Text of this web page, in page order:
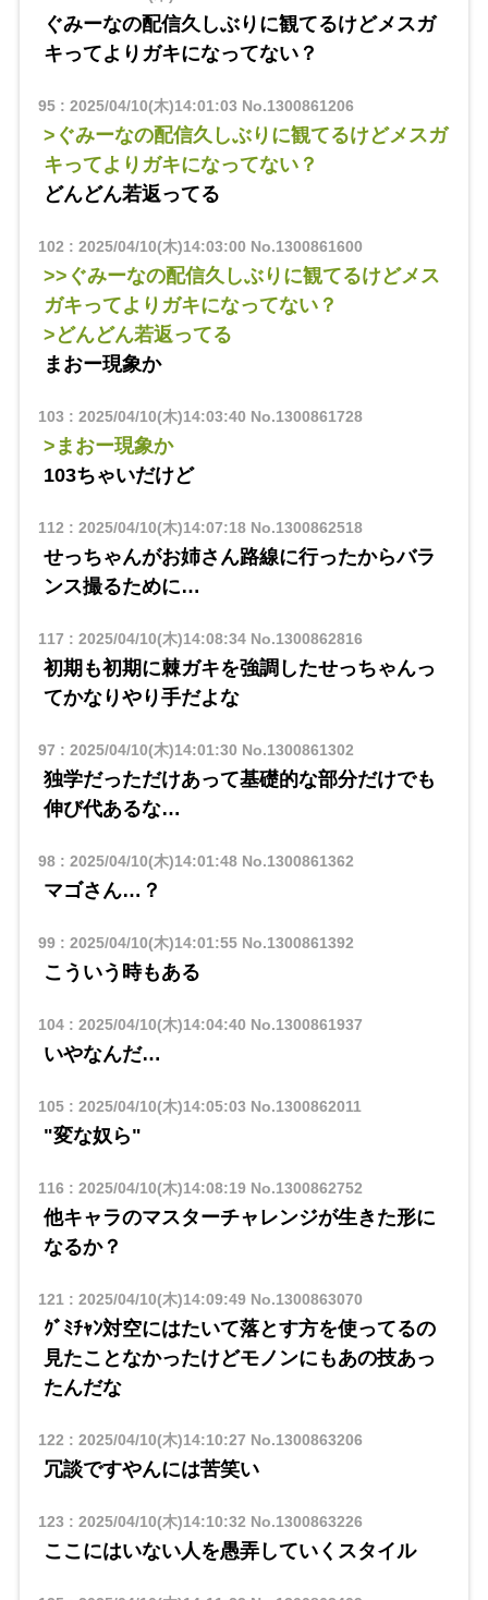
ぐみーなの配信久しぶりに観てるけどメスガ
キってよりガキになってない？
95: 2025/04/10(木)14:01:03 No.1300861206
>ぐみーなの配信久しぶりに観てるけどメスガ
キってよりガキになってない？
どんどん若返ってる
102 : 2025/04/10(木)14:03:00 No.1300861600
>>ぐみーなの配信久しぶりに観てるけどメス
ガキってよりガキになってない？
>どんどん若返ってる
まおー現象か
103 : 2025/04/10(木)14:03:40 No.1300861728
>まおー現象か
103ちゃいだけど
112 : 2025/04/10(木)14:07:18No.1300862518
せっちゃんがお姉さん路線に行ったからバラ
ンス撮るために…
117 : 2025/04/10(木)14:08:34No.1300862816
初期も初期に棘ガキを強調したせっちゃんっ
てかなりやり手だよな
97 : 2025/04/10(木)14:01:30 No.1300861302
独学だっただけあって基礎的な部分だけでも
伸び代あるな…
98: 2025/04/10(木)14:01:48No.1300861362
マゴさん…？
99: 2025/04/10(木)14:01:55No.1300861392
こういう時もある
104: 2025/04/10(木)14:04:40 No.1300861937
いやなんだ…
105: 2025/04/10(木)14:05:03 No.1300862011
"変な奴ら"
116 : 2025/04/10(木)14:08:19No.1300862752
他キャラのマスターチャレンジが生きた形に
なるか？
121 : 2025/04/10(木)14:09:49No.1300863070
ｸﾞﾐﾁｬﾝ対空にはたいて落とす方を使ってるの
見たことなかったけどモノンにもあの技あっ
たんだな
122 : 2025/04/10(木)14:10:27 No.1300863206
冗談ですやんには苦笑い
123 : 2025/04/10(木)14:10:32 No.1300863226
ここにはいない人を愚弄していくスタイル